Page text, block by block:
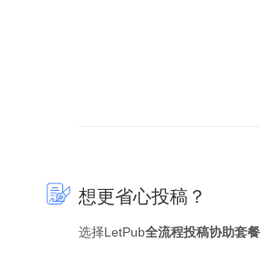
想更省心投稿？
选择LetPub全流程投稿协助套餐